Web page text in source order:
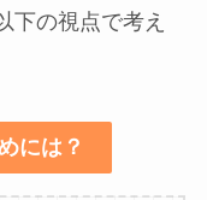
下の視点で考え
には？